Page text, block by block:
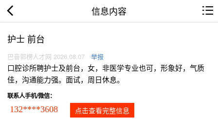
信息内容
护士 前台
巴音郭楞人才网 2026.08.07 举报
口腔诊所聘护士及前台，女，非医学专业也可，形象好，气质
佳，沟通能力强。面试，周日休息。
联系人手机/微信：
132****3608 点击查看完整信息